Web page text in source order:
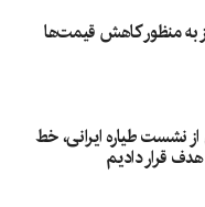
به منظور کاهش قیمت‌ها
نشست طیاره ایرانی، خط
قرار دادیم